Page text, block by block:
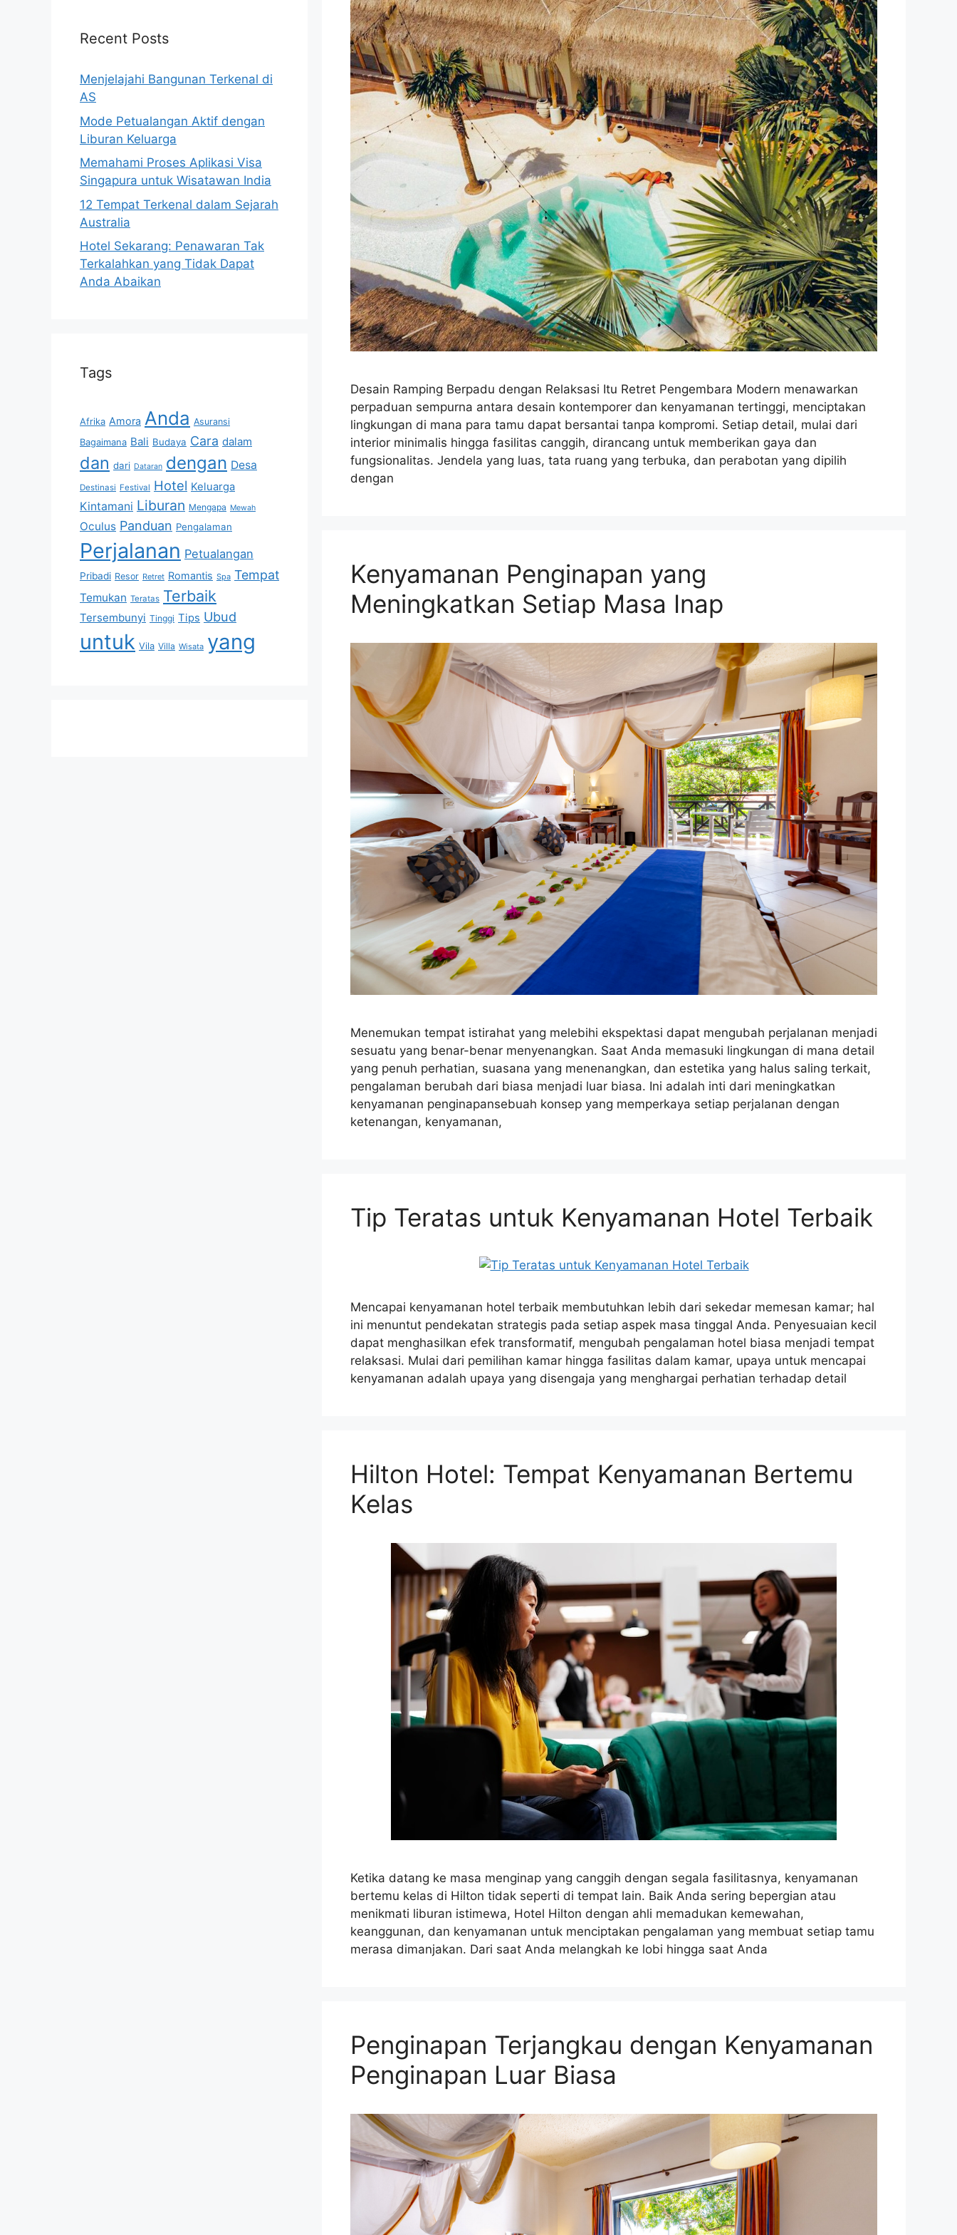
Desain Ramping Berpadu dengan Relaksasi Itu Retret Pengembara Modern menawarkan
perpaduan sempurna antara desain kontemporer dan kenyamanan tertinggi, menciptakan
lingkungan di mana para tamu dapat bersantai tanpa kompromi. Setiap detail, mulai dari
interior minimalis hingga fasilitas canggih, dirancang untuk memberikan gaya dan
fungsionalitas. Jendela yang luas, tata ruang yang terbuka, dan perabotan yang dipilih
dengan
Kenyamanan Penginapan yang
Meningkatkan Setiap Masa Inap
Menemukan tempat istirahat yang melebihi ekspektasi dapat mengubah perjalanan menjadi
sesuatu yang benar-benar menyenangkan. Saat Anda memasuki lingkungan di mana detail
yang penuh perhatian, suasana yang menenangkan, dan estetika yang halus saling terkait,
pengalaman berubah dari biasa menjadi luar biasa. Ini adalah inti dari meningkatkan
kenyamanan penginapansebuah konsep yang memperkaya setiap perjalanan dengan
ketenangan, kenyamanan,
Tip Teratas untuk Kenyamanan Hotel Terbaik
Mencapai kenyamanan hotel terbaik membutuhkan lebih dari sekedar memesan kamar; hal
ini menuntut pendekatan strategis pada setiap aspek masa tinggal Anda. Penyesuaian kecil
dapat menghasilkan efek transformatif, mengubah pengalaman hotel biasa menjadi tempat
relaksasi. Mulai dari pemilihan kamar hingga fasilitas dalam kamar, upaya untuk mencapai
kenyamanan adalah upaya yang disengaja yang menghargai perhatian terhadap detail
Hilton Hotel: Tempat Kenyamanan Bertemu
Kelas
Ketika datang ke masa menginap yang canggih dengan segala fasilitasnya, kenyamanan
bertemu kelas di Hilton tidak seperti di tempat lain. Baik Anda sering bepergian atau
menikmati liburan istimewa, Hotel Hilton dengan ahli memadukan kemewahan,
keanggunan, dan kenyamanan untuk menciptakan pengalaman yang membuat setiap tamu
merasa dimanjakan. Dari saat Anda melangkah ke lobi hingga saat Anda
Penginapan Terjangkau dengan Kenyamanan
Penginapan Luar Biasa
Recent Posts
Menjelajahi Bangunan Terkenal di
AS
Mode Petualangan Aktif dengan
Liburan Keluarga
Memahami Proses Aplikasi Visa
Singapura untuk Wisatawan India
12 Tempat Terkenal dalam Sejarah
Australia
Hotel Sekarang: Penawaran Tak
Terkalahkan yang Tidak Dapat
Anda Abaikan
Tags
Afrika Amora Anda Asuransi
Bagaimana Bali Budaya Cara dalam
dan dari Dataran dengan Desa
Destinasi Festival Hotel Keluarga
Kintamani Liburan Mengapa Mewah
Oculus Panduan Pengalaman
Perjalanan Petualangan
Pribadi Resor Retret Romantis Spa Tempat
Temukan Teratas Terbaik
Tersembunyi Tinggi Tips Ubud
untuk Vila Villa Wisata yang